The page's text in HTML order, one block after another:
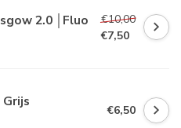
2.0 │Fluo
€10,00
€7,50
€6,50